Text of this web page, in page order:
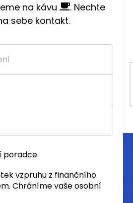
na kávu
. Nechte
sebe kontakt.
poradce
vzpruhu z finančního
Chráníme vaše osobní